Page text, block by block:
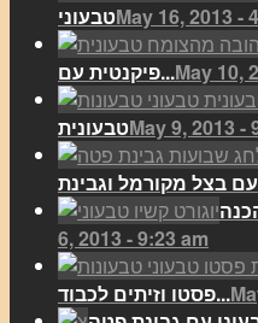
טבעוניMay 16, 2013 -
פיקנטית עם...May 10,
טבעוניתMay 9, 2013 -
6, 2013 - 9:23 am
פסטו וזיתים לכבוד...